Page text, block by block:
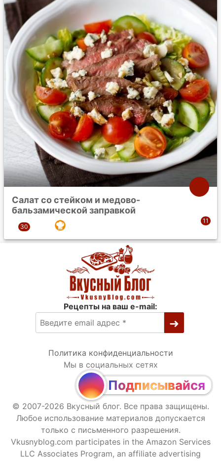
Салат со стейком и медово-
бальзамической заправкой
Рецепты на ваш e-mail:
Политика конфиденциальности
Мы в социальных сетях
Подписывайся
© 2007-2026 Вкусный блог. Все права защищены.
Любое использование материалов допускается
только с письменного разрешения.
Vkusnyblog.com participates in the Amazon Services
LLC Associates Program, an affiliate advertising